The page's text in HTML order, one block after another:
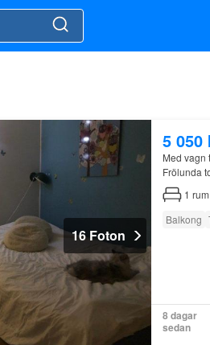
16 Foton
5
Med vagn
Frölunda
1 rum
Balkong
8 dagar
sedan